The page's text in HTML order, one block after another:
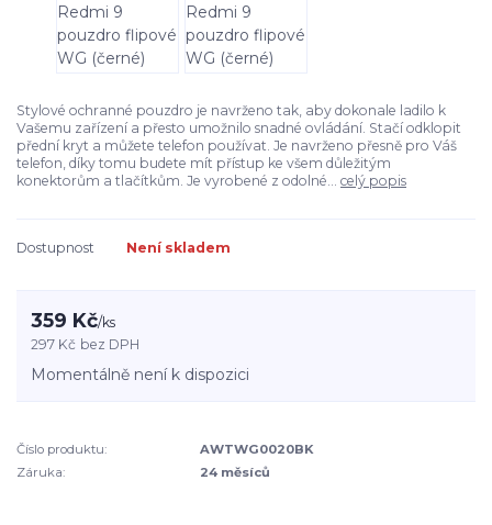
Stylové ochranné pouzdro je navrženo tak, aby dokonale ladilo k
Vašemu zařízení a přesto umožnilo snadné ovládání. Stačí odklopit
přední kryt a můžete telefon používat. Je navrženo přesně pro Váš
telefon, díky tomu budete mít přístup ke všem důležitým
konektorům a tlačítkům. Je vyrobené z odolné... celý popis
Dostupnost Není skladem
359 Kč/ks
297 Kč bez DPH
Momentálně není k dispozici
Číslo produktu:
AWTWG0020BK
Záruka:
24 měsíců